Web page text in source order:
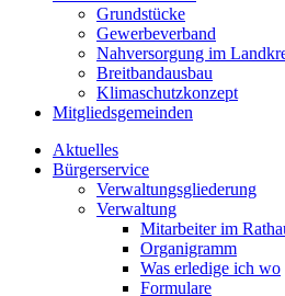
Grundstücke
Gewerbeverband
Nahversorgung im
Breitbandausbau
Klimaschutzkonzept
Mitgliedsgemeinden
Aktuelles
Bürgerservice
Verwaltungsgliederung
Verwaltung
Mitarbeiter im
Organigramm
Was erledige ich wo
Formulare